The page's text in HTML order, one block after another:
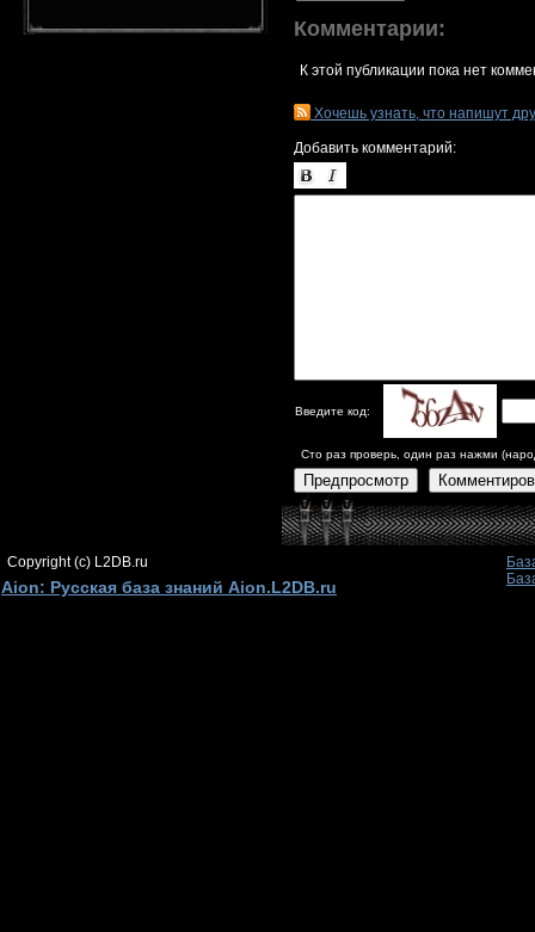
Комментарии:
К этой публикации пока нет
Хочешь узнать, что напишут
Добавить комментарий:
Введите код:
Сто раз проверь, один раз нажми
Предпросмотр
Copyright (c) L2DB.ru
Aion: Русская база знаний Aion.L2DB.ru